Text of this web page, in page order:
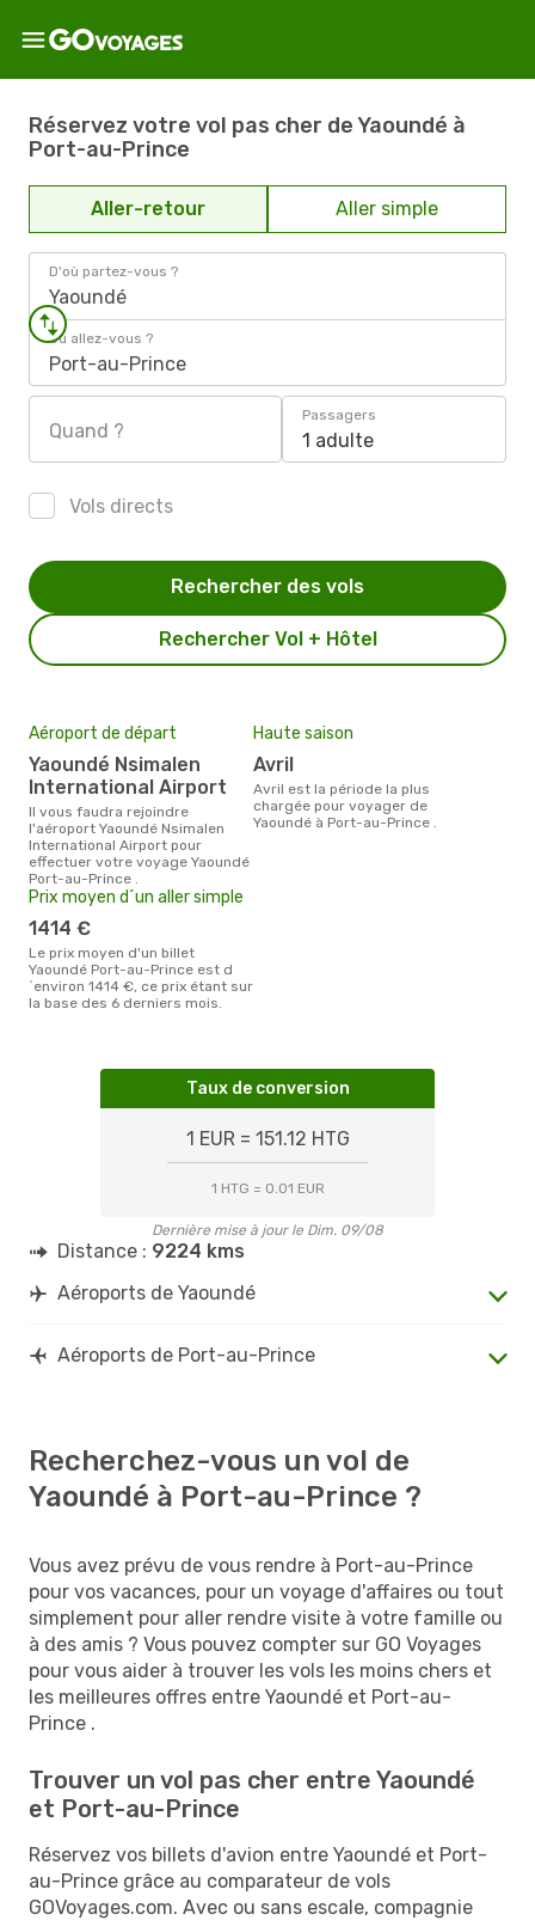
Réservez votre vol pas cher de Yaoundé à
Port-au-Prince
Aller-retour Aller simple
D'où partez-vous ?
Yaoundé
Où allez-vous ?
Port-au-Prince
Quand ?
Passagers
1 adulte
Vols directs
Rechercher Vol + Hôtel
Rechercher des vols
Aéroport de départ
Yaoundé Nsimalen
International Airport
Il vous faudra rejoindre
l'aéroport Yaoundé Nsimalen
International Airport pour
effectuer votre voyage Yaoundé
Port-au-Prince .
Haute saison
avril
avril est la période la plus
chargée pour voyager de
Yaoundé à Port-au-Prince .
Prix moyen d´un aller simple
1414 €
Le prix moyen d'un billet
Yaoundé Port-au-Prince est d
´environ 1414 €, ce prix étant sur
la base des 6 derniers mois.
Taux de conversion
1 EUR = 151.12 HTG
1 HTG = 0.01 EUR
Dernière mise à jour le Dim. 09/08
Distance : 9224 kms
Aéroports de Yaoundé
Aéroports de Port-au-Prince
Recherchez-vous un vol de
Yaoundé à Port-au-Prince ?
Vous avez prévu de vous rendre à Port-au-Prince
pour vos vacances, pour un voyage d'affaires ou tout
simplement pour aller rendre visite à votre famille ou
à des amis ? Vous pouvez compter sur GO Voyages
pour vous aider à trouver les vols les moins chers et
les meilleures offres entre Yaoundé et Port-au-
Prince .
Trouver un vol pas cher entre Yaoundé
et Port-au-Prince
Réservez vos billets d'avion entre Yaoundé et Port-
au-Prince grâce au comparateur de vols
GOVoyages.com. Avec ou sans escale, compagnie